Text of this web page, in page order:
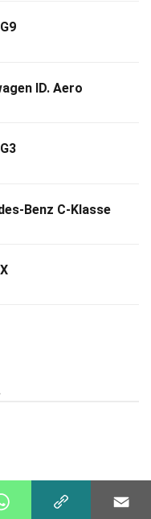
ID. Aero
Benz C-Klasse